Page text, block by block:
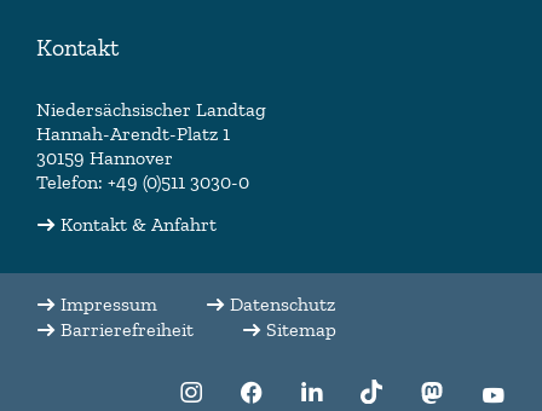
Kontakt
Niedersächsischer Landtag
Hannah-Arendt-Platz 1
30159 Hannover
Telefon: +49 (0)511 3030-0
Kontakt & Anfahrt
Impressum
Datenschutz
Barrierefreiheit
Sitemap
f:translate(key:f:translate(key:f:translate(key:f:translate(key: